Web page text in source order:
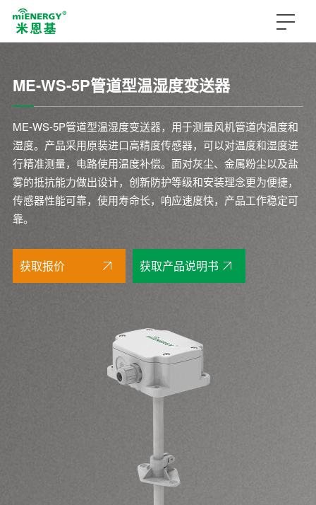
ME-WS-5P管道型温湿度变送器
ME-WS-5P管道型温湿度变送器，用于测量风机管道内温度和
湿度。产品采用原装进口高精度传感器，可以对温度和湿度进
行精准测量，电路使用温度补偿。面对灰尘、金属粉尘以及盐
雾的抵抗能力做出设计，创新防护等级和安装理念更为便捷，
传感器性能可靠，使用寿命长，响应速度快，产品工作稳定可
靠。
获取报价 获取产品说明书